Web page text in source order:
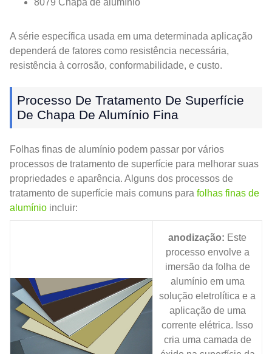
A série específica usada em uma determinada aplicação
dependerá de fatores como resistência necessária,
resistência à corrosão, conformabilidade, e custo.
Processo De Tratamento De Superfície
De Chapa De Alumínio Fina
Folhas finas de alumínio podem passar por vários
processos de tratamento de superfície para melhorar suas
propriedades e aparência. Alguns dos processos de
tratamento de superfície mais comuns para folhas finas de
alumínio incluir:
anodização: Este
processo envolve a
imersão da folha de
alumínio em uma
solução eletrolítica e a
aplicação de uma
corrente elétrica. Isso
cria uma camada de